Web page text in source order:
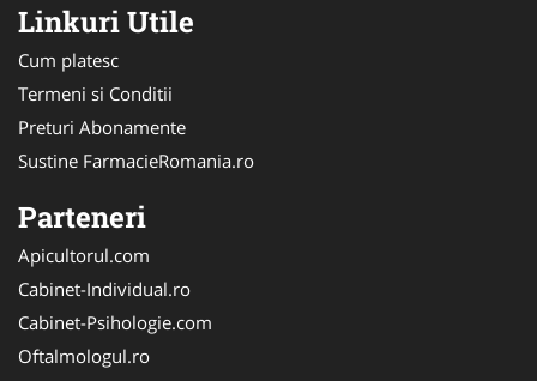
Linkuri Utile
Cum platesc
Termeni si Conditii
Preturi Abonamente
Sustine FarmacieRomania.ro
Parteneri
Apicultorul.com
Cabinet-Individual.ro
Cabinet-Psihologie.com
Oftalmologul.ro